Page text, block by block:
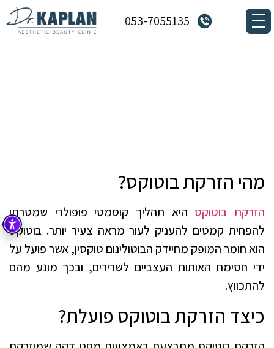
053-7055135
מהי הזרקת בוטוקס?
הזרקת בוטוקס היא תהליך קוסמטי פופולרי שמטרתו
להפחית קמטים להעניק לעור מראה צעיר יותר. בוטוקס
הוא חומר המופק מחיידק הבוטולינום טוקסין, אשר פועל על
ידי חסימת האותות העצביים לשרירים, ובכך מונע מהם
להתכווץ.
כיצד הזרקת בוטוקס פועלת?